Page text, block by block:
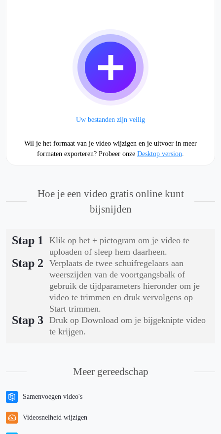
Uw bestanden zijn veilig
Wil je het formaat van je video wijzigen en je uitvoer in meer
formaten exporteren? Probeer onze Desktop version.
Hoe je een video gratis online kunt
bijsnijden
Stap 1
Klik op het + pictogram om je video te
uploaden of sleep hem daarheen.
Stap 2
Verplaats de twee schuifregelaars aan
weerszijden van de voortgangsbalk of
gebruik de tijdparameters hieronder om je
video te trimmen en druk vervolgens op
Start trimmen.
Stap 3
Druk op Download om je bijgeknipte video
te krijgen.
Meer gereedschap
Samenvoegen video's
Videosnelheid wijzigen